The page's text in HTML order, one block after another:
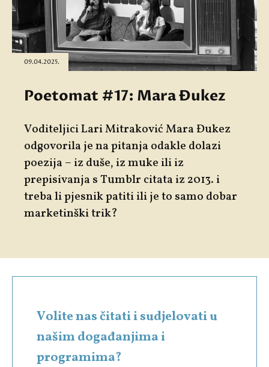
09.04.2025.
Poetomat #17: Mara Đukez
VoditeljiciLariMitrakovićMara Đukez
odgovorila je na pitanja odakle dolazi
poezija – iz duše, iz muke ili iz
prepisivanja s Tumblr citata iz 2013. i
treba li pjesnik patiti ili je to samo dobar
marketinški trik?
Volite nas čitati i sudjelovati u
našim događanjima i
programima?